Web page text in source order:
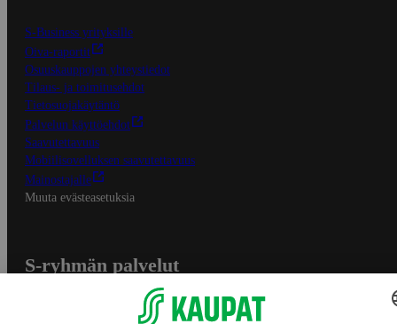
S-Business yrityksille
Oiva-raportit
Osuuskauppojen yhteystiedot
Tilaus- ja toimitusehdot
Tietosuojakäytäntö
Palvelun käyttöehdot
Saavutettavuus
Mobiilisovelluksen saavutettavuus
Mainostajalle
Muuta evästeasetuksia
S-ryhmän palvelut